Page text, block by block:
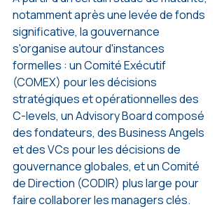
notamment après une levée de fonds
significative, la gouvernance
s'organise autour d'instances
formelles : un Comité Exécutif
(COMEX) pour les décisions
stratégiques et opérationnelles des
C-levels, un Advisory Board composé
des fondateurs, des Business Angels
et des VCs pour les décisions de
gouvernance globales, et un Comité
de Direction (CODIR) plus large pour
faire collaborer les managers clés.